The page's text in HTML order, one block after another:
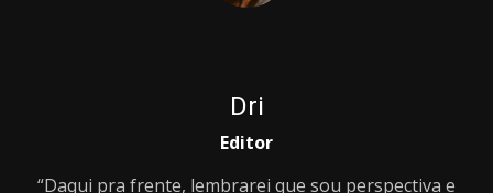
Dri
Editor
“Daqui pra frente, lembrarei que sou perspectiva e